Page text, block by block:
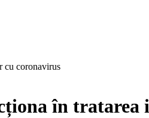
cu coronavirus
în